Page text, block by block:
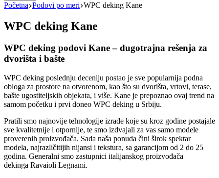
Početna Podovi po meri WPC deking Kane
WPC deking Kane
WPC deking podovi Kane – dugotrajna rešenja za
dvorišta i bašte
WPC deking poslednju deceniju postao je sve popularnija podna
obloga za prostore na otvorenom, kao što su dvorišta, vrtovi, terase,
bašte ugostiteljskih objekata, i više. Kane je prepoznao ovaj trend na
samom početku i prvi doneo WPC deking u Srbiju.
Pratili smo najnovije tehnologije izrade koje su kroz godine postajale
sve kvalitetnije i otpornije, te smo izdvajali za vas samo modele
proverenih proizvođača. Sada naša ponuda čini širok spektar
modela, najrazličitijih nijansi i tekstura, sa garancijom od 2 do 25
godina. Generalni smo zastupnici italijanskog proizvođača
dekinga Ravaioli Legnami.